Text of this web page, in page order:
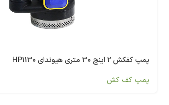
پمپ کفکش 2 اینچ 30 متری هیوندای HP1130
پمپ کف کش